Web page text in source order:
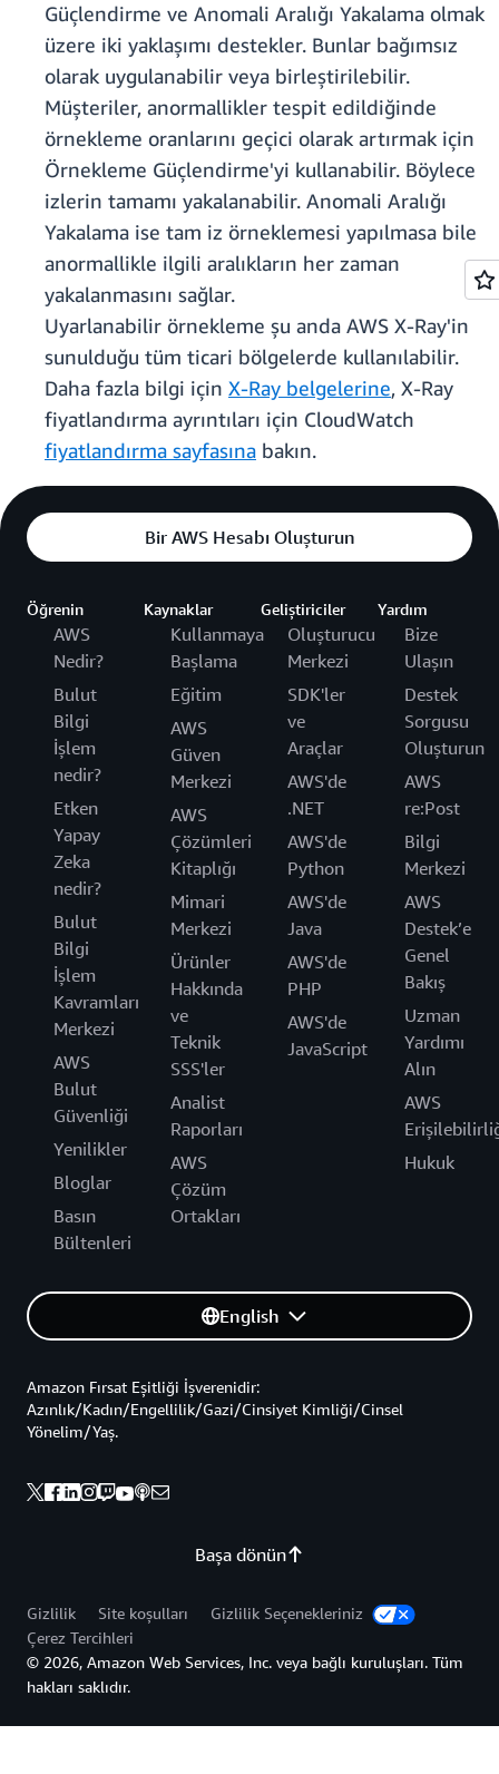
Güçlendirme ve Anomali Aralığı Yakalama olmak
üzere iki yaklaşımı destekler. Bunlar bağımsız
olarak uygulanabilir veya birleştirilebilir.
Müşteriler, anormallikler tespit edildiğinde
örnekleme oranlarını geçici olarak artırmak için
Örnekleme Güçlendirme'yi kullanabilir. Böylece
izlerin tamamı yakalanabilir. Anomali Aralığı
Yakalama ise tam iz örneklemesi yapılmasa bile
anormallikle ilgili aralıkların her zaman
yakalanmasını sağlar.
Uyarlanabilir örnekleme şu anda AWS X-Ray'in
sunulduğu tüm ticari bölgelerde kullanılabilir.
Daha fazla bilgi için X-Ray belgelerine, X-Ray
fiyatlandırma ayrıntıları için CloudWatch
fiyatlandırma sayfasına bakın.
Bir AWS Hesabı Oluşturun
Öğrenin
AWS
Nedir?
Bulut
Bilgi
İşlem
nedir?
Etken
Yapay
Zeka
nedir?
Bulut
Bilgi
İşlem
Kavramları
Merkezi
AWS
Bulut
Güvenliği
Yenilikler
Bloglar
Basın
Bültenleri
Kaynaklar
Kullanmaya
Başlama
Eğitim
AWS
Güven
Merkezi
AWS
Çözümleri
Kitaplığı
Mimari
Merkezi
Ürünler
Hakkında
ve
Teknik
SSS'ler
Analist
Raporları
AWS
Çözüm
Ortakları
Geliştiriciler
Oluşturucu
Merkezi
SDK'ler
ve
Araçlar
AWS'de
.NET
AWS'de
Python
AWS'de
Java
AWS'de
PHP
AWS'de
JavaScript
Yardım
Bize
Ulaşın
Destek
Sorgusu
Oluşturun
AWS
re:Post
Bilgi
Merkezi
AWS
Destek’e
Genel
Bakış
Uzman
Yardımı
Alın
AWS
Hukuk
English
Başa dönün
Amazon Fırsat Eşitliği İşverenidir:
Azınlık/Kadın/Engellilik/Gazi/Cinsiyet Kimliği/Cinsel
Yönelim/Yaş.
Gizlilik Site koşulları
Gizlilik Seçenekleriniz
Çerez Tercihleri
© 2026, Amazon Web Services, Inc. veya bağlı kuruluşları. Tüm
hakları saklıdır.